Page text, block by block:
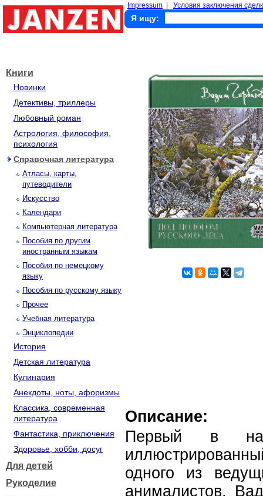
Impressum Условия заключения
Я ищу:
Книги
Новинки
Детективы, триллеры
Любовный роман
Астрология, философия,
психология
Справочная литература
Атласы, карты,
путеводители
Искусство
Календари
Компьютерная литература
Пособия по другим
иностранным языкам
Пособия по немецкому
языку
Пособия по русскому языку
Прочее
Учебная литература
Энциклопедии
История
Детская литература
Кулинария
Анекдоты, ноты, афоризмы
Классика, современная
литература
Фантастика, приключения
Здоровье, хобби, досуг
Для детей
Рукоделие
Описание:
Первый в
одного из
анималистов.